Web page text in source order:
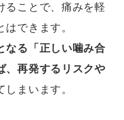
ることで、痛みを軽
できます。
なる「正しい噛み合
、再発するリスクや
しまいます。